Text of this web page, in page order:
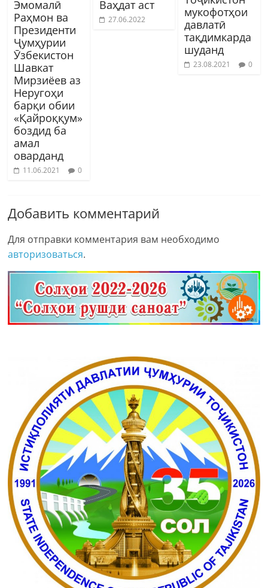
Эмомалӣ
Раҳмон ва
Президенти
Ҷумҳурии
Ӯзбекистон
Шавкат
Мирзиёев аз
Неругоҳи
барқи обии
«Қайроққум»
боздид ба
амал
оварданд
11.06.2021 0
Ваҳдат аст
27.06.2022
мукофотҳои
давлатӣ
тақдимкарда
шуданд
23.08.2021 0
Добавить комментарий
Для отправки комментария вам необходимо
авторизоваться.